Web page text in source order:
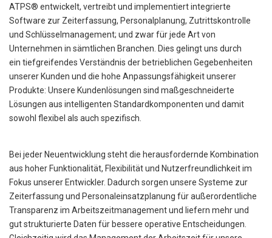
ATPS® entwickelt, vertreibt und implementiert integrierte
Software zur Zeiterfassung, Personalplanung, Zutrittskontrolle
und Schlüsselmanagement; und zwar für jede Art von
Unternehmen in sämtlichen Branchen. Dies gelingt uns durch
ein tiefgreifendes Verständnis der betrieblichen Gegebenheiten
unserer Kunden und die hohe Anpassungsfähigkeit unserer
Produkte: Unsere Kundenlösungen sind maßgeschneiderte
Lösungen aus intelligenten Standardkomponenten und damit
sowohl flexibel als auch spezifisch.
Bei jeder Neuentwicklung steht die herausfordernde Kombination
aus hoher Funktionalität, Flexibilität und Nutzerfreundlichkeit im
Fokus unserer Entwickler. Dadurch sorgen unsere Systeme zur
Zeiterfassung und Personaleinsatzplanung für außerordentliche
Transparenz im Arbeitszeitmanagement und liefern mehr und
gut strukturierte Daten für bessere operative Entscheidungen.